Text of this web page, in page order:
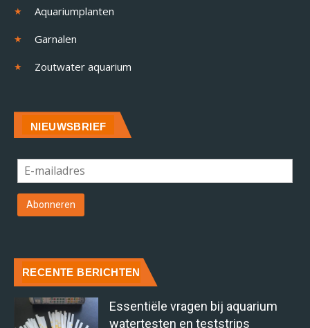
Aquariumplanten
Garnalen
Zoutwater aquarium
NIEUWSBRIEF
RECENTE BERICHTEN
Essentiële vragen bij aquarium
watertesten en teststrips